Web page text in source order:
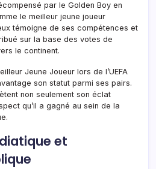
par le Golden Boy en
le meilleur jeune joueur
témoigne de ses compétences et
sur la base des votes de
le continent.
Jeune Joueur lors de l’UEFA
son statut parmi ses pairs.
non seulement son éclat
qu’il a gagné au sein de la
et